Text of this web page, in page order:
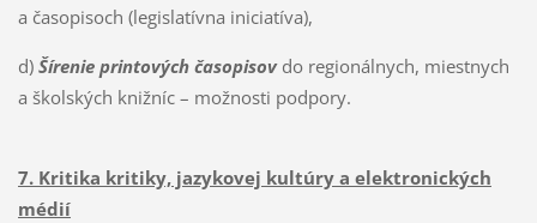
a časopisoch (legislatívna iniciatíva),
d) Šírenie printových časopisovdo regionálnych, miestnych
a školských knižníc – možnosti podpory.
7. Kritika kritiky, jazykovej kultúry a elektronických
médií